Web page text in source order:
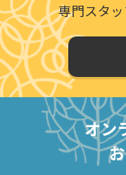
専門スタッ
オン